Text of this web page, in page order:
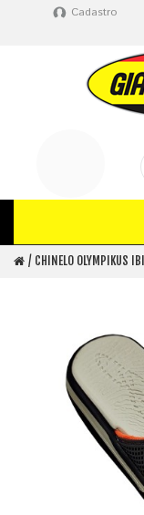
Cadastro
CHINELO OLYMPIKUS